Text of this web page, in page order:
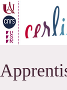
Passer
au
contenu